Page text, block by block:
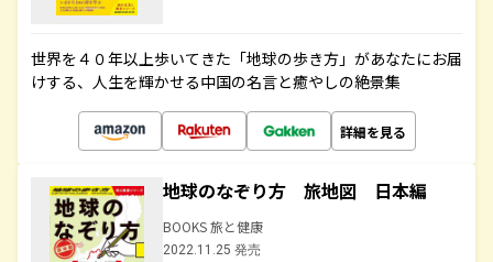
世界を４０年以上歩いてきた「地球の歩き方」があなたにお届
けする、人生を輝かせる中国の名言と癒やしの絶景集
詳細を見る
地球のなぞり方 旅地図 日本編
BOOKS 旅と健康
2022.11.25 発売